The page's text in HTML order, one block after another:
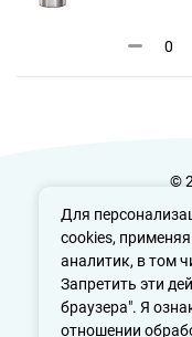
Для
cookies,
аналитик, в том
Запретить эти
браузера". Я
отношении
©